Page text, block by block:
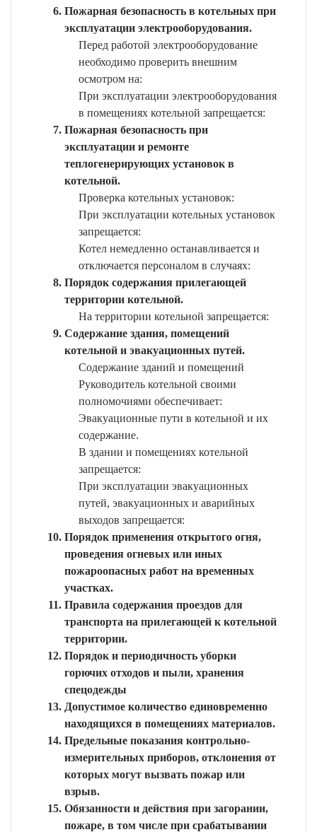
Пожарная безопасность в котельных при
эксплуатации электрооборудования.
Перед работой электрооборудование
необходимо проверить внешним
осмотром на:
При эксплуатации электрооборудования
в помещениях котельной запрещается:
Пожарная безопасность при
эксплуатации и ремонте
теплогенерирующих установок в
котельной.
Проверка котельных установок:
При эксплуатации котельных установок
запрещается:
Котел немедленно останавливается и
отключается персоналом в случаях:
Порядок содержания прилегающей
территории котельной.
На территории котельной запрещается:
Содержание здания, помещений
котельной и эвакуационных путей.
Содержание зданий и помещений
Руководитель котельной своими
полномочиями обеспечивает:
Эвакуационные пути в котельной и их
содержание.
В здании и помещениях котельной
запрещается:
При эксплуатации эвакуационных
путей, эвакуационных и аварийных
выходов запрещается:
Порядок применения открытого огня,
проведения огневых или иных
пожароопасных работ на временных
участках.
Правила содержания проездов для
транспорта на прилегающей к котельной
территории.
Порядок и периодичность уборки
горючих отходов и пыли, хранения
спецодежды
Допустимое количество единовременно
находящихся в помещениях материалов.
Предельные показания контрольно-
измерительных приборов, отклонения от
которых могут вызвать пожар или
взрыв.
Обязанности и действия при загорании,
пожаре, в том числе при срабатывании